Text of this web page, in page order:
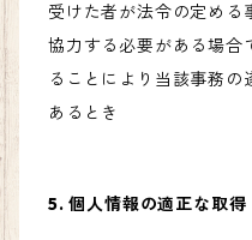
受けた者が法令の定める
協力する必要がある場合
ることにより当該事務
あるとき
5. 個人情報の適正な取得